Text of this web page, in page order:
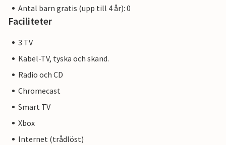
Antal barn gratis (upp till 4 år): 0
Faciliteter
3 TV
Kabel-TV, tyska och skand.
Radio och CD
Chromecast
Smart TV
Xbox
Internet (trådlöst)